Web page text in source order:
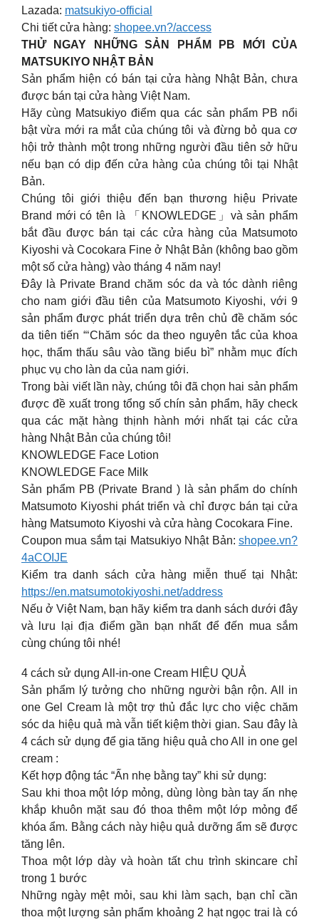
Lazada: matsukiyo-official
Chi tiết cửa hàng: shopee.vn?/access
THỬ NGAY NHỮNG SẢN PHẨM PB MỚI CỦA
MATSUKIYO NHẬT BẢN
Sản phẩm hiện có bán tại cửa hàng Nhật Bản, chưa
được bán tại cửa hàng Việt Nam.
Hãy cùng Matsukiyo điểm qua các sản phẩm PB nổi
bật vừa mới ra mắt của chúng tôi và đừng bỏ qua cơ
hội trở thành một trong những người đầu tiên sở hữu
nếu bạn có dịp đến cửa hàng của chúng tôi tại Nhật
Bản.
Chúng tôi giới thiệu đến bạn thương hiệu Private
Brand mới có tên là 「KNOWLEDGE」và sản phẩm
bắt đầu được bán tại các cửa hàng của Matsumoto
Kiyoshi và Cocokara Fine ở Nhật Bản (không bao gồm
một số cửa hàng) vào tháng 4 năm nay!
Đây là Private Brand chăm sóc da và tóc dành riêng
cho nam giới đầu tiên của Matsumoto Kiyoshi, với 9
sản phẩm được phát triển dựa trên chủ đề chăm sóc
da tiên tiến “‘Chăm sóc da theo nguyên tắc của khoa
học, thẩm thấu sâu vào tầng biểu bì” nhằm mục đích
phục vụ cho làn da của nam giới.
Trong bài viết lần này, chúng tôi đã chọn hai sản phẩm
được đề xuất trong tổng số chín sản phẩm, hãy check
qua các mặt hàng thịnh hành mới nhất tại các cửa
hàng Nhật Bản của chúng tôi!
KNOWLEDGE Face Lotion
KNOWLEDGE Face Milk
Sản phẩm PB (Private Brand ) là sản phẩm do chính
Matsumoto Kiyoshi phát triển và chỉ được bán tại cửa
hàng Matsumoto Kiyoshi và cửa hàng Cocokara Fine.
Coupon mua sắm tại Matsukiyo Nhật Bản: shopee.vn?
4aCOIJE
Kiểm tra danh sách cửa hàng miễn thuế tại Nhật:
https://en.matsumotokiyoshi.net/address
Nếu ở Việt Nam, bạn hãy kiểm tra danh sách dưới đây
và lưu lại địa điểm gần bạn nhất để đến mua sắm
cùng chúng tôi nhé!
4 cách sử dụng All-in-one Cream HIỆU QUẢ
Sản phẩm lý tưởng cho những người bận rộn. All in
one Gel Cream là một trợ thủ đắc lực cho việc chăm
sóc da hiệu quả mà vẫn tiết kiệm thời gian. Sau đây là
4 cách sử dụng để gia tăng hiệu quả cho All in one gel
cream :
Kết hợp động tác “Ấn nhẹ bằng tay” khi sử dụng:
Sau khi thoa một lớp mỏng, dùng lòng bàn tay ấn nhẹ
khắp khuôn mặt sau đó thoa thêm một lớp mỏng để
khóa ẩm. Bằng cách này hiệu quả dưỡng ẩm sẽ được
tăng lên.
Thoa một lớp dày và hoàn tất chu trình skincare chỉ
trong 1 bước
Những ngày mệt mỏi, sau khi làm sạch, bạn chỉ cần
thoa một lượng sản phẩm khoảng 2 hạt ngọc trai là có